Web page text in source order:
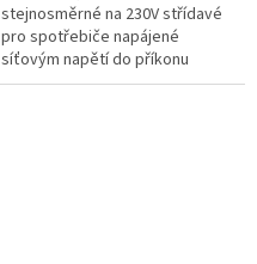
stejnosměrné na 230V střídavé
pro spotřebiče napájené
síťovým napětí do příkonu
300W.